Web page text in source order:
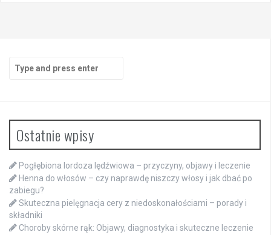
Search
for:
Ostatnie wpisy
Pogłębiona lordoza lędźwiowa – przyczyny, objawy i leczenie
Henna do włosów – czy naprawdę niszczy włosy i jak dbać po
zabiegu?
Skuteczna pielęgnacja cery z niedoskonałościami – porady i
składniki
Choroby skórne rąk: Objawy, diagnostyka i skuteczne leczenie